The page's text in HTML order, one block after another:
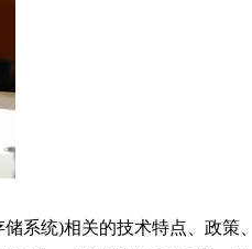
系统)相关的技术特点、政策